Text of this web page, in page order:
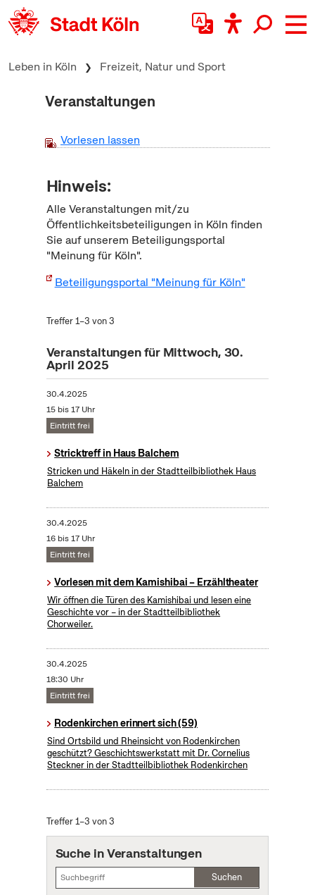
zum Inhalt springen
Leben in Köln Freizeit, Natur und Sport
Veranstaltungen
Vorlesen lassen
Hinweis:
Alle Veranstaltungen mit/zu
Öffentlichkeitsbeteiligungen in Köln finden
Sie auf unserem Beteiligungsportal
"Meinung für Köln".
Beteiligungsportal "Meinung für Köln"
Treffer 1–3 von 3
Veranstaltungen für Mittwoch, 30.
April 2025
30.4.2025
15 bis 17 Uhr
Eintritt frei
Stricktreff in Haus Balchem
Stricken und Häkeln in der Stadtteilbibliothek Haus
Balchem
30.4.2025
16 bis 17 Uhr
Eintritt frei
Vorlesen mit dem Kamishibai – Erzähltheater
Wir öffnen die Türen des Kamishibai und lesen eine
Geschichte vor – in der Stadtteilbibliothek
Chorweiler.
30.4.2025
18:30 Uhr
Eintritt frei
Rodenkirchen erinnert sich (59)
Sind Ortsbild und Rheinsicht von Rodenkirchen
geschützt? Geschichtswerkstatt mit Dr. Cornelius
Steckner in der Stadtteilbibliothek Rodenkirchen
Treffer 1–3 von 3
Suche in Veranstaltungen
Suchen